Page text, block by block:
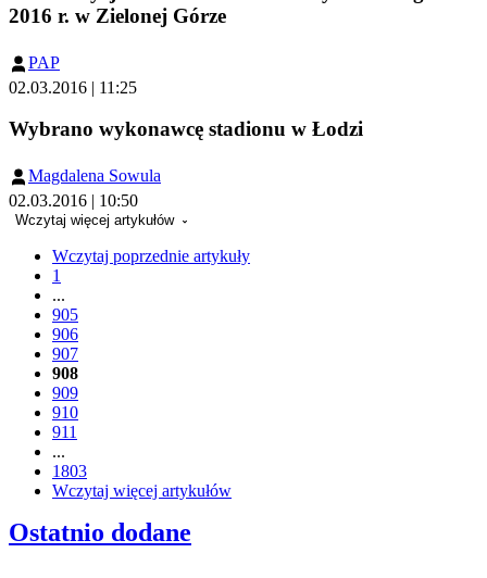
2016 r. w Zielonej Górze
PAP
02.03.2016 | 11:25
Wybrano wykonawcę stadionu w Łodzi
Magdalena Sowula
02.03.2016 | 10:50
Wczytaj więcej artykułów
Wczytaj poprzednie artykuły
1
...
905
906
907
908
909
910
911
...
1803
Wczytaj więcej artykułów
Ostatnio dodane